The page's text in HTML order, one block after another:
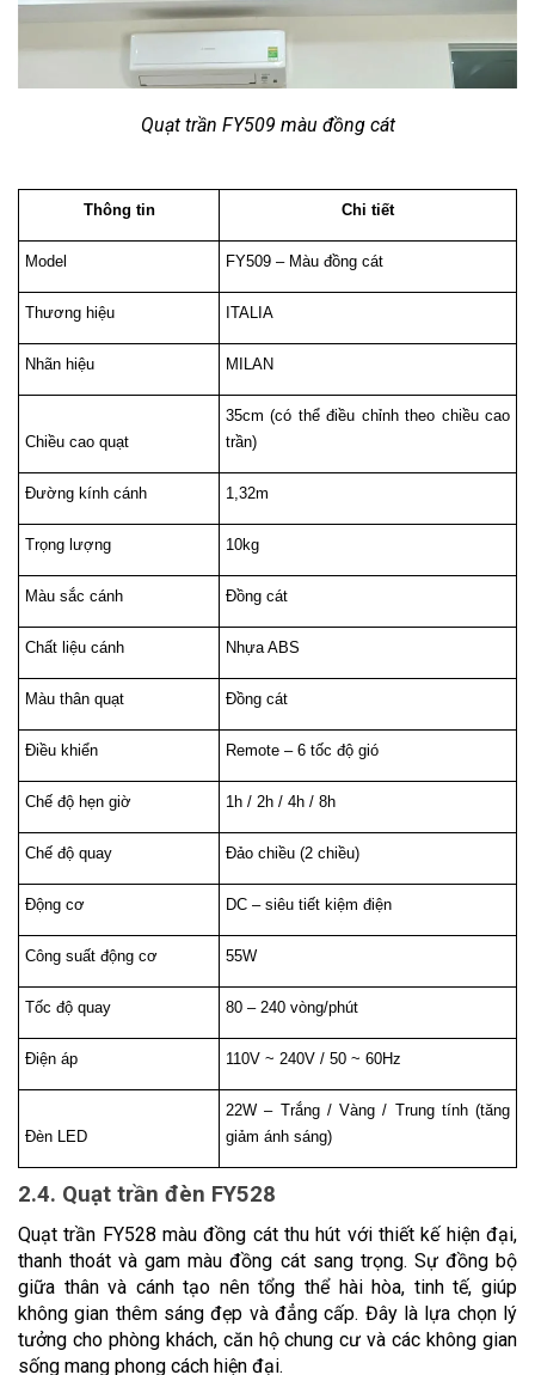
Quạt trần FY509 màu đồng cát
Thông tin Chi tiết
Model FY509 – Màu đồng cát
Thương hiệu ITALIA
Nhãn hiệu MILAN
Chiều cao quạt
35cm (có thể điều chỉnh theo chiều cao
trần)
Đường kính cánh 1,32m
Trọng lượng 10kg
Màu sắc cánh Đồng cát
Chất liệu cánh Nhựa ABS
Màu thân quạt Đồng cát
Điều khiển Remote – 6 tốc độ gió
Chế độ hẹn giờ 1h / 2h / 4h / 8h
Chế độ quay Đảo chiều (2 chiều)
Động cơ DC – siêu tiết kiệm điện
Công suất động cơ 55W
Tốc độ quay 80 – 240 vòng/phút
Điện áp 110V ~ 240V / 50 ~ 60Hz
Đèn LED
22W – Trắng / Vàng / Trung tính (tăng
giảm ánh sáng)
2.4. Quạt trần đèn FY528
Quạt trần FY528 màu đồng cát thu hút với thiết kế hiện đại,
thanh thoát và gam màu đồng cát sang trọng. Sự đồng bộ
giữa thân và cánh tạo nên tổng thể hài hòa, tinh tế, giúp
không gian thêm sáng đẹp và đẳng cấp. Đây là lựa chọn lý
tưởng cho phòng khách, căn hộ chung cư và các không gian
sống mang phong cách hiện đại.